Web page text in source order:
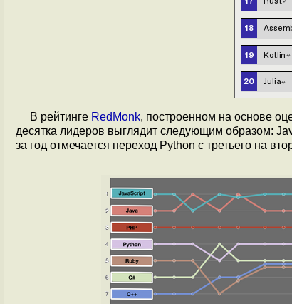
В рейтинге RedMonk, построенном на основе
десятка лидеров выглядит следующим образом:
за год отмечается переход Python с третьего на